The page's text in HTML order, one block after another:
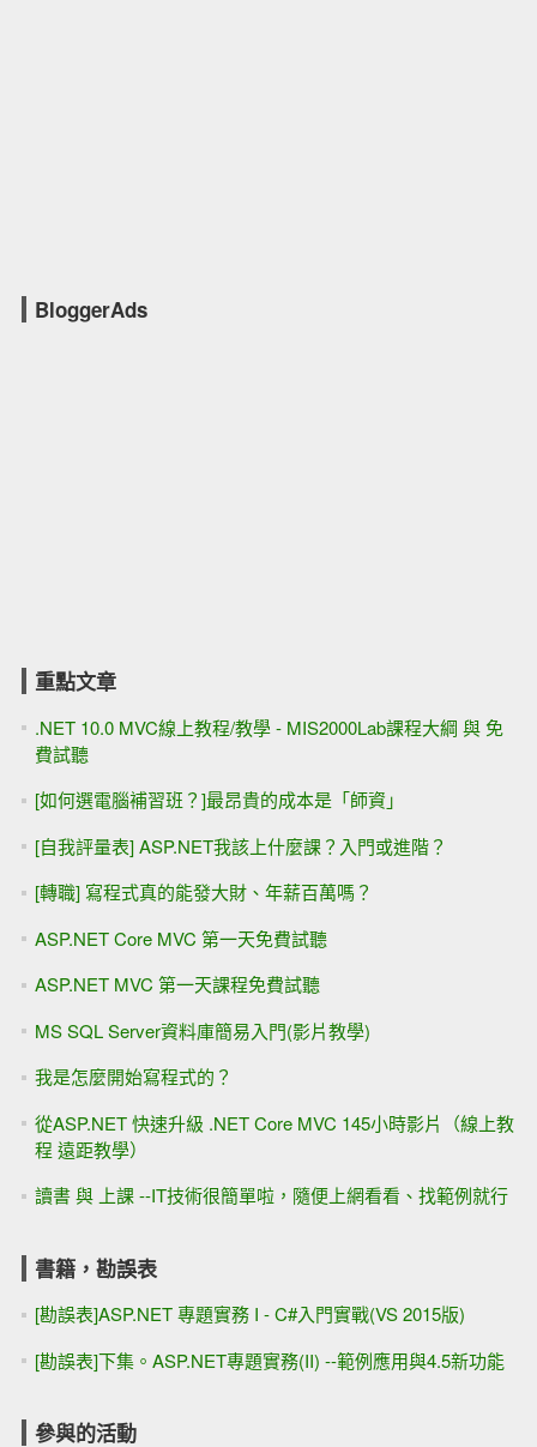
BloggerAds
重點文章
.NET 10.0 MVC線上教程/教學 - MIS2000Lab課程大綱 與 免
費試聽
[如何選電腦補習班？]最昂貴的成本是「師資」
[自我評量表] ASP.NET我該上什麼課？入門或進階？
[轉職] 寫程式真的能發大財、年薪百萬嗎？
ASP.NET Core MVC 第一天免費試聽
ASP.NET MVC 第一天課程免費試聽
MS SQL Server資料庫簡易入門(影片教學)
我是怎麼開始寫程式的？
從ASP.NET 快速升級 .NET Core MVC 145小時影片（線上教
程 遠距教學）
讀書 與 上課 --IT技術很簡單啦，隨便上網看看、找範例就行
書籍，勘誤表
[勘誤表]ASP.NET 專題實務 I - C#入門實戰(VS 2015版)
[勘誤表]下集。ASP.NET專題實務(II) --範例應用與4.5新功能
參與的活動